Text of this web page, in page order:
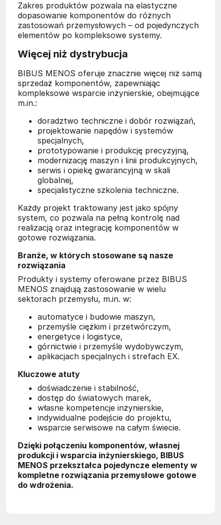
Zakres produktów pozwala na elastyczne
dopasowanie komponentów do różnych
zastosowań przemysłowych – od pojedynczych
elementów po kompleksowe systemy.
Więcej niż dystrybucja
BIBUS MENOS oferuje znacznie więcej niż samą
sprzedaż komponentów, zapewniając
kompleksowe wsparcie inżynierskie, obejmujące
m.in.:
doradztwo techniczne i dobór rozwiązań,
projektowanie napędów i systemów
specjalnych,
prototypowanie i produkcję precyzyjną,
modernizację maszyn i linii produkcyjnych,
serwis i opiekę gwarancyjną w skali
globalnej,
specjalistyczne szkolenia techniczne.
Każdy projekt traktowany jest jako spójny
system, co pozwala na pełną kontrolę nad
realizacją oraz integrację komponentów w
gotowe rozwiązania.
Branże, w których stosowane są nasze
rozwiązania
Produkty i systemy oferowane przez BIBUS
MENOS znajdują zastosowanie w wielu
sektorach przemysłu, m.in. w:
automatyce i budowie maszyn,
przemyśle ciężkim i przetwórczym,
energetyce i logistyce,
górnictwie i przemyśle wydobywczym,
aplikacjach specjalnych i strefach EX.
Kluczowe atuty
doświadczenie i stabilność,
dostęp do światowych marek,
własne kompetencje inżynierskie,
indywidualne podejście do projektu,
wsparcie serwisowe na całym świecie.
Dzięki połączeniu komponentów, własnej
produkcji i wsparcia inżynierskiego, BIBUS
MENOS przekształca pojedyncze elementy w
kompletne rozwiązania przemysłowe gotowe
do wdrożenia.